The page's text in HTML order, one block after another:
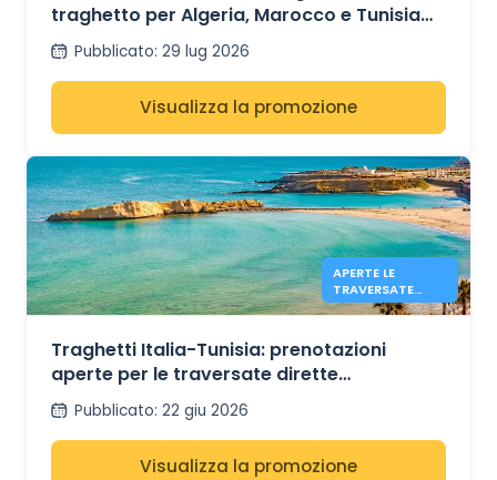
traghetto per Algeria, Marocco e Tunisia
con GNV
Pubblicato: 29 lug 2026
Visualizza la promozione
APERTE LE
TRAVERSATE
DIRETTE
TUNISI CON GNV
Traghetti Italia-Tunisia: prenotazioni
aperte per le traversate dirette
Civitavecchia-Tunisi con GNV per l'estate
2026Pubblicato: 22 giu 2026
Visualizza la promozione